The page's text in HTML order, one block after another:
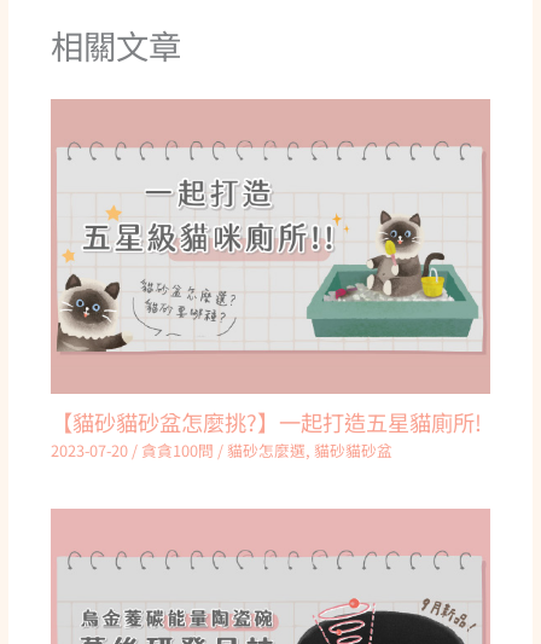
相關文章
【貓砂貓砂盆怎麼挑?】一起打造五星貓廁所!
2023-07-20 / 貪貪100問 /貓砂怎麼選, 貓砂貓砂盆